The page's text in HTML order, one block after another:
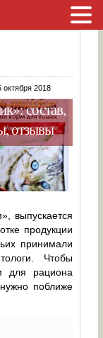
октября 2018
состав,
отзывы
выпускается
продукции
принимали
Чтобы
для рациона
поближе